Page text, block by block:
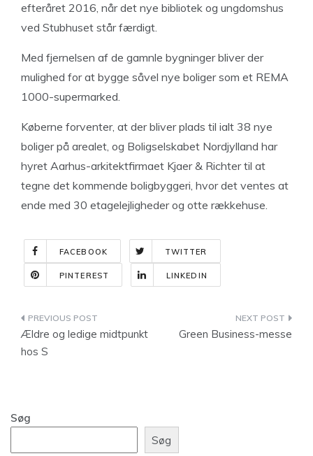
efteråret 2016, når det nye bibliotek og ungdomshus
ved Stubhuset står færdigt.
Med fjernelsen af de gamnle bygninger bliver der
mulighed for at bygge såvel nye boliger som et REMA
1000-supermarked.
Køberne forventer, at der bliver plads til ialt 38 nye
boliger på arealet, og Boligselskabet Nordjylland har
hyret Aarhus-arkitektfirmaet Kjaer & Richter til at
tegne det kommende boligbyggeri, hvor det ventes at
ende med 30 etagelejligheder og otte rækkehuse.
FACEBOOK TWITTER
PINTEREST LINKEDIN
Indlægsnavigation
Ældre og ledige midtpunkt
hos S
Green Business-messe
Søg
Søg